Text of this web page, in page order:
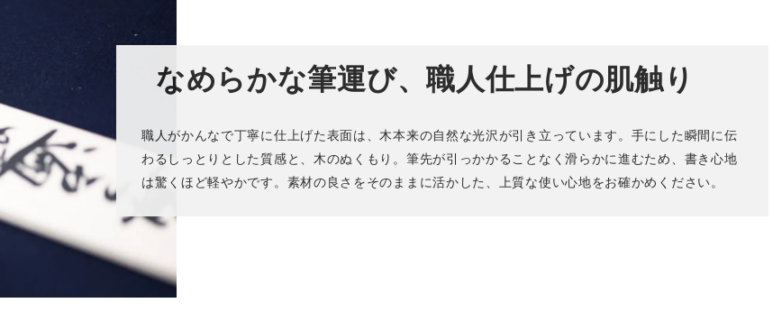
なめらかな筆運び、職人仕上げの肌触り
職人がかんなで丁寧に仕上げた表面は、木本来の自然な光沢が引き立っています。手にした瞬間に伝
わるしっとりとした質感と、木のぬくもり。筆先が引っかかることなく滑らかに進むため、書き心地
は驚くほど軽やかです。素材の良さをそのままに活かした、上質な使い心地をお確かめください。